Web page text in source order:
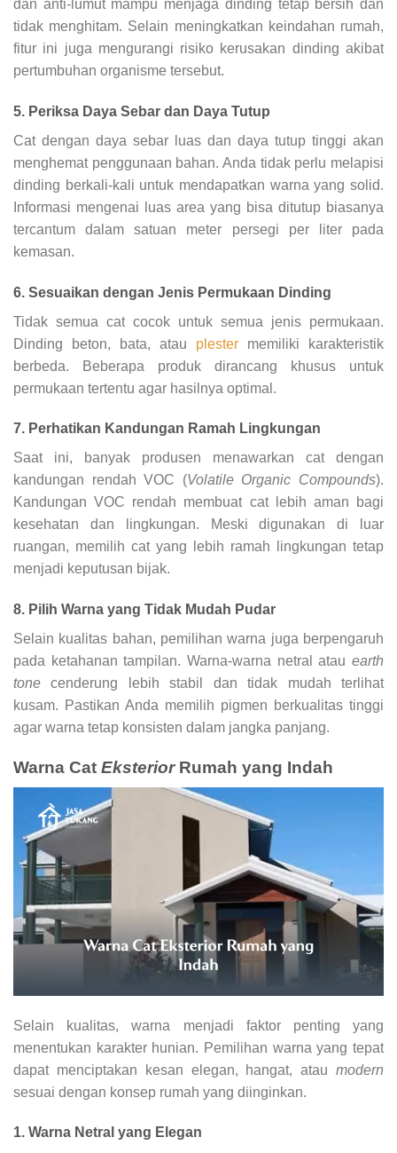
dan anti-lumut mampu menjaga dinding tetap bersih dan
tidak menghitam. Selain meningkatkan keindahan rumah,
fitur ini juga mengurangi risiko kerusakan dinding akibat
pertumbuhan organisme tersebut.
5. Periksa Daya Sebar dan Daya Tutup
Cat dengan daya sebar luas dan daya tutup tinggi akan
menghemat penggunaan bahan. Anda tidak perlu melapisi
dinding berkali-kali untuk mendapatkan warna yang solid.
Informasi mengenai luas area yang bisa ditutup biasanya
tercantum dalam satuan meter persegi per liter pada
kemasan.
6. Sesuaikan dengan Jenis Permukaan Dinding
Tidak semua cat cocok untuk semua jenis permukaan.
Dinding beton, bata, atau plester memiliki karakteristik
berbeda. Beberapa produk dirancang khusus untuk
permukaan tertentu agar hasilnya optimal.
7. Perhatikan Kandungan Ramah Lingkungan
Saat ini, banyak produsen menawarkan cat dengan
kandungan rendah VOC (Volatile Organic Compounds).
Kandungan VOC rendah membuat cat lebih aman bagi
kesehatan dan lingkungan. Meski digunakan di luar
ruangan, memilih cat yang lebih ramah lingkungan tetap
menjadi keputusan bijak.
8. Pilih Warna yang Tidak Mudah Pudar
Selain kualitas bahan, pemilihan warna juga berpengaruh
pada ketahanan tampilan. Warna-warna netral atau earth
tone cenderung lebih stabil dan tidak mudah terlihat
kusam. Pastikan Anda memilih pigmen berkualitas tinggi
agar warna tetap konsisten dalam jangka panjang.
Warna Cat EksteriorRumah yang Indah
Selain kualitas, warna menjadi faktor penting yang
menentukan karakter hunian. Pemilihan warna yang tepat
dapat menciptakan kesan elegan, hangat, atau modern
sesuai dengan konsep rumah yang diinginkan.
1. Warna Netral yang Elegan